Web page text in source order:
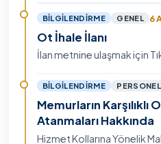
mekanizmala…
BILGILENDIRME GENEL 6
Ot İhale İlanı
İlan metnine ulaşmak için
BILGILENDIRME PERSONEL
Memurların Karşılıklı
Atanmaları Hakkında
Hizmet Kollarına Yönelik